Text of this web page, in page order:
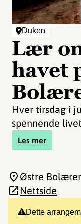
Duken
Lær
havet
Hver tirsdag i
spennende
Les mer
Dette
Østre
Nettside